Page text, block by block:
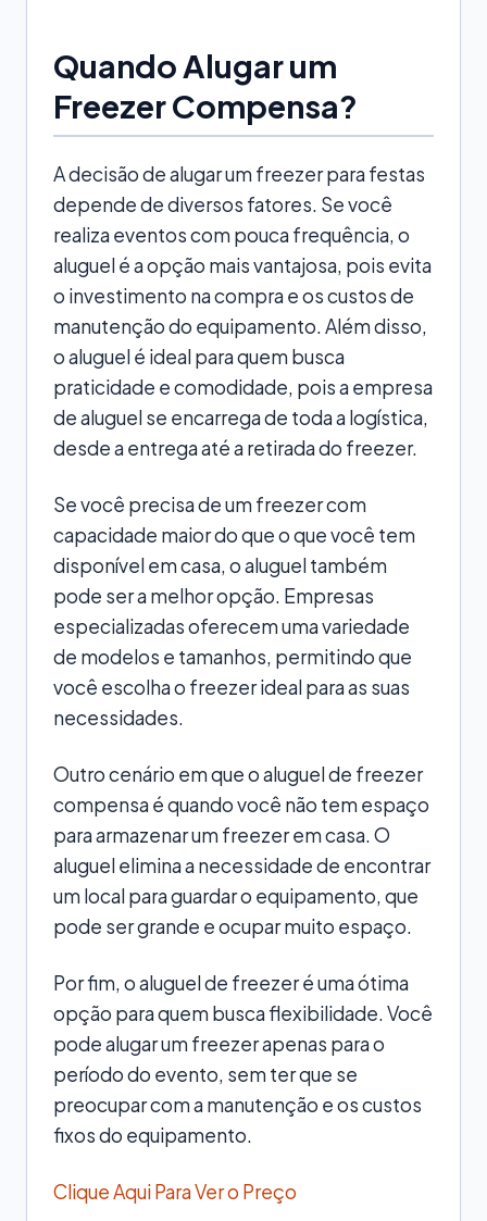
Quando Alugar um
Freezer Compensa?
A decisão de alugar um freezer para festas
depende de diversos fatores. Se você
realiza eventos com pouca frequência, o
aluguel é a opção mais vantajosa, pois evita
o investimento na compra e os custos de
manutenção do equipamento. Além disso,
o aluguel é ideal para quem busca
praticidade e comodidade, pois a empresa
de aluguel se encarrega de toda a logística,
desde a entrega até a retirada do freezer.
Se você precisa de um freezer com
capacidade maior do que o que você tem
disponível em casa, o aluguel também
pode ser a melhor opção. Empresas
especializadas oferecem uma variedade
de modelos e tamanhos, permitindo que
você escolha o freezer ideal para as suas
necessidades.
Outro cenário em que o aluguel de freezer
compensa é quando você não tem espaço
para armazenar um freezer em casa. O
aluguel elimina a necessidade de encontrar
um local para guardar o equipamento, que
pode ser grande e ocupar muito espaço.
Por fim, o aluguel de freezer é uma ótima
opção para quem busca flexibilidade. Você
pode alugar um freezer apenas para o
período do evento, sem ter que se
preocupar com a manutenção e os custos
fixos do equipamento.
Clique Aqui Para Ver o Preço